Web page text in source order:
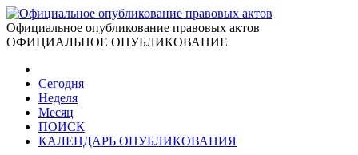
Официальное опубликование правовых актов
ОФИЦИАЛЬНОЕ ОПУБЛИКОВАНИЕ
Сегодня
Неделя
Месяц
ПОИСК
КАЛЕНДАРЬ ОПУБЛИКОВАНИЯ